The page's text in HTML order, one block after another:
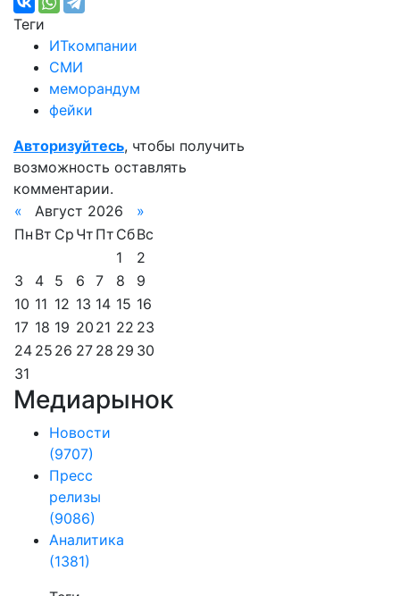
Теги
ИТкомпании
СМИ
меморандум
фейки
Авторизуйтесь, чтобы получить
возможность оставлять
комментарии.
«
Август 2026
»
Пн Вт Ср Чт Пт СбВс
1
2
3
4 5 6 7 8
9
10 11 12 13 14 15 16
17 18 19 20 21 22 23
24 25 26 27 28 29 30
31
Медиарынок
Новости
(9707)
Пресс
релизы
(9086)
Аналитика
(1381)